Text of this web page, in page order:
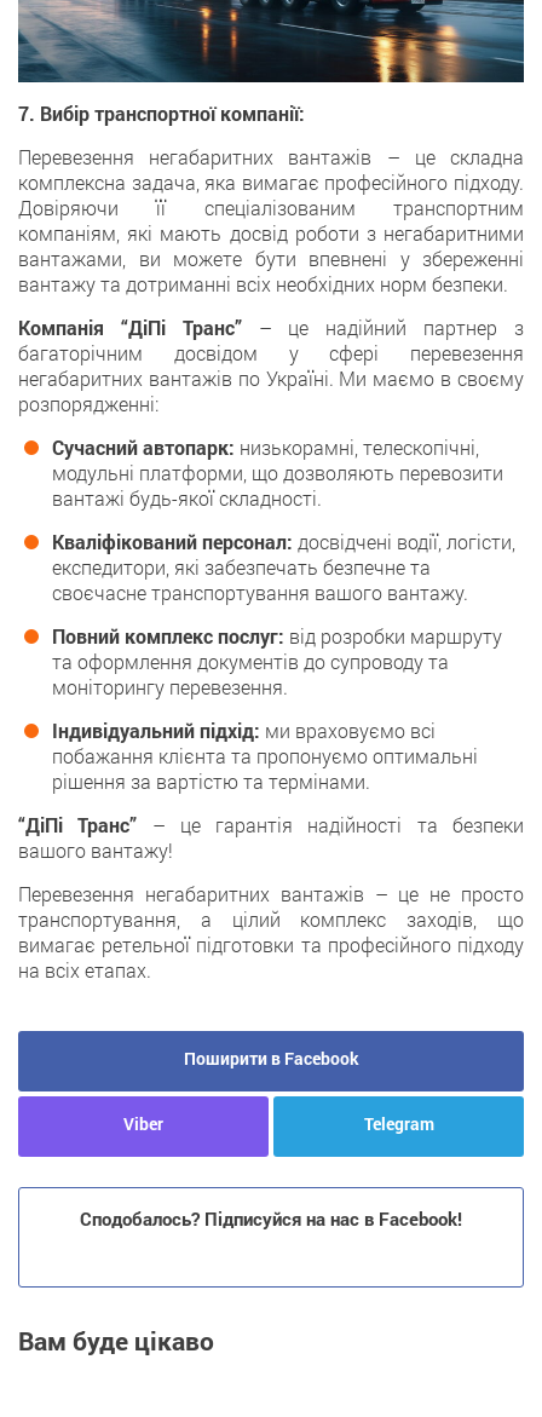
7. Вибір транспортної компанії:
Перевезення негабаритних вантажів – це складна
комплексна задача, яка вимагає професійного підходу.
Довіряючи її спеціалізованим транспортним
компаніям, які мають досвід роботи з негабаритними
вантажами, ви можете бути впевнені у збереженні
вантажу та дотриманні всіх необхідних норм безпеки.
Компанія “ДіПі Транс”– це надійний партнер з
багаторічним досвідом у сфері перевезення
негабаритних вантажів по Україні. Ми маємо в своєму
розпорядженні:
Сучасний автопарк: низькорамні, телескопічні,
модульні платформи, що дозволяють перевозити
вантажі будь-якої складності.
Кваліфікований персонал: досвідчені водії, логісти,
експедитори, які забезпечать безпечне та
своєчасне транспортування вашого вантажу.
Повний комплекс послуг: від розробки маршруту
та оформлення документів до супроводу та
моніторингу перевезення.
Індивідуальний підхід: ми враховуємо всі
побажання клієнта та пропонуємо оптимальні
рішення за вартістю та термінами.
“ДіПі Транс” – це гарантія надійності та безпеки
вашого вантажу!
Перевезення негабаритних вантажів – це не просто
транспортування, а цілий комплекс заходів, що
вимагає ретельної підготовки та професійного підходу
на всіх етапах.
Поширити в Facebook
Viber Telegram
Сподобалось? Підписуйся на нас в Facebook!
Вам буде цікаво